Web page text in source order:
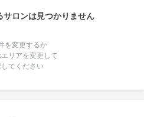
サロンは見つかりません
を変更するか
リアを変更して
てください